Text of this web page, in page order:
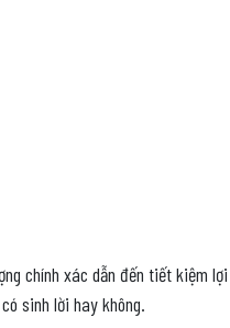
chính xác dẫn đến tiết kiệm
sinh lời hay không.